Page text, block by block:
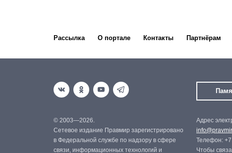
Рассылка О портале Контакты Партнёрам
© 2003—2026.
Сетевое издание Правмир зарегистрировано
в Федеральной службе по надзору в сфере
связи, информационных технологий и
Адрес
Телефон:
Чтобы